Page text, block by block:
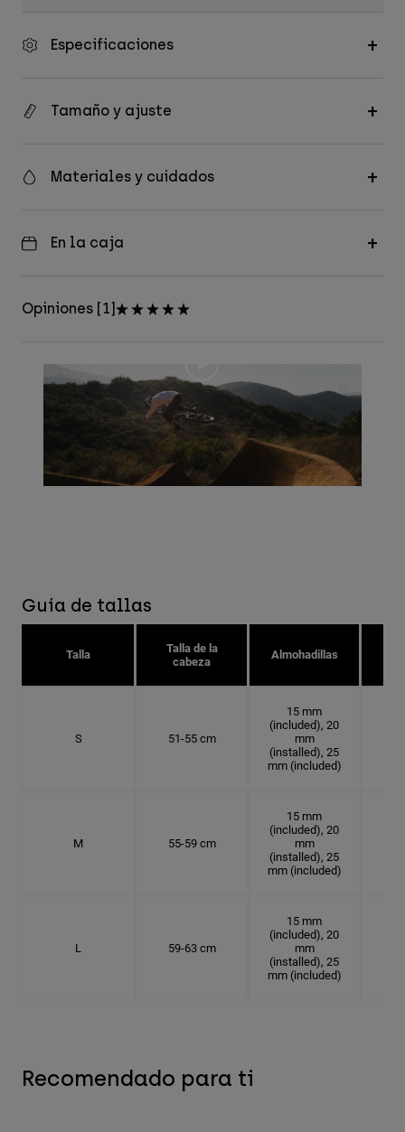
Especificaciones
Tamaño y ajuste
Materiales y cuidados
En la caja
Opiniones [1]
Guía de tallas
Talla
Talla de la
cabeza
Almohadillas
S 51-55 cm
15 mm
(included), 20
mm
(installed), 25
mm (included)
M 55-59 cm
15 mm
(included), 20
mm
(installed), 25
mm (included)
L 59-63 cm
15 mm
(included), 20
mm
(installed), 25
mm (included)
Recomendado para ti